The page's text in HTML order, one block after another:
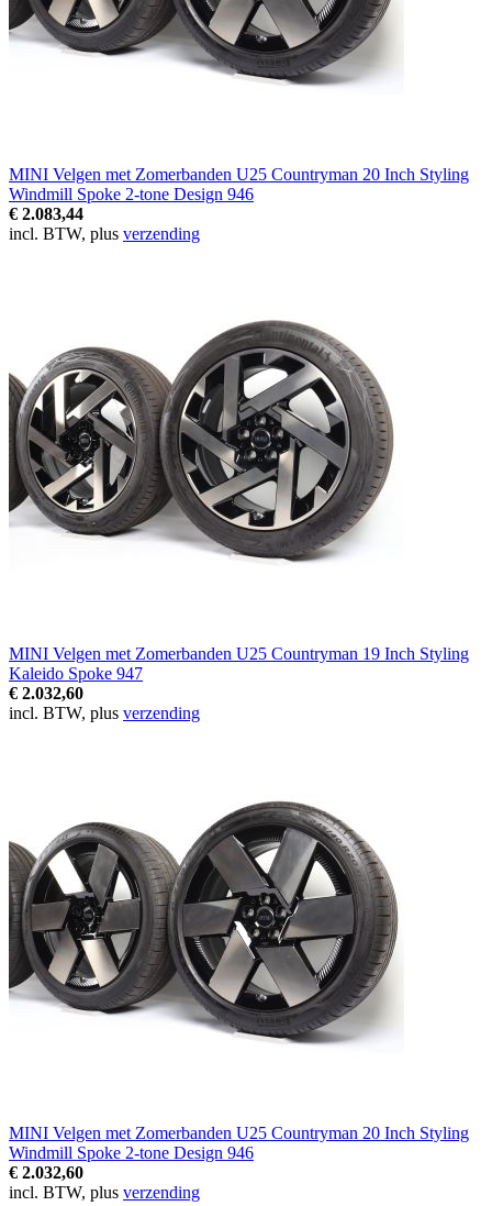
MINI Velgen met Zomerbanden U25 Countryman 20 Inch Styling
Windmill Spoke 2-tone Design 946
€ 2.083,44
incl. BTW, plus verzending
MINI Velgen met Zomerbanden U25 Countryman 19 Inch Styling
Kaleido Spoke 947
€ 2.032,60
incl. BTW, plus verzending
MINI Velgen met Zomerbanden U25 Countryman 20 Inch Styling
Windmill Spoke 2-tone Design 946
€ 2.032,60
incl. BTW, plus verzending